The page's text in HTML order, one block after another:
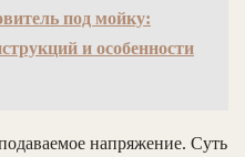
под мойку:
и особенности
напряжение. Суть